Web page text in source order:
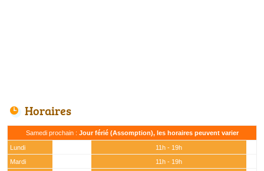
Horaires
Samedi prochain : Jour férié (Assomption), les horaires peuvent varier
Lundi
11h - 19h
Mardi
11h - 19h